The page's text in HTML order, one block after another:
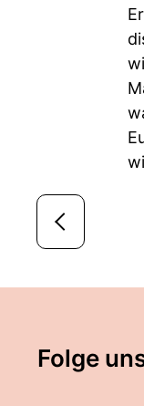
Folge